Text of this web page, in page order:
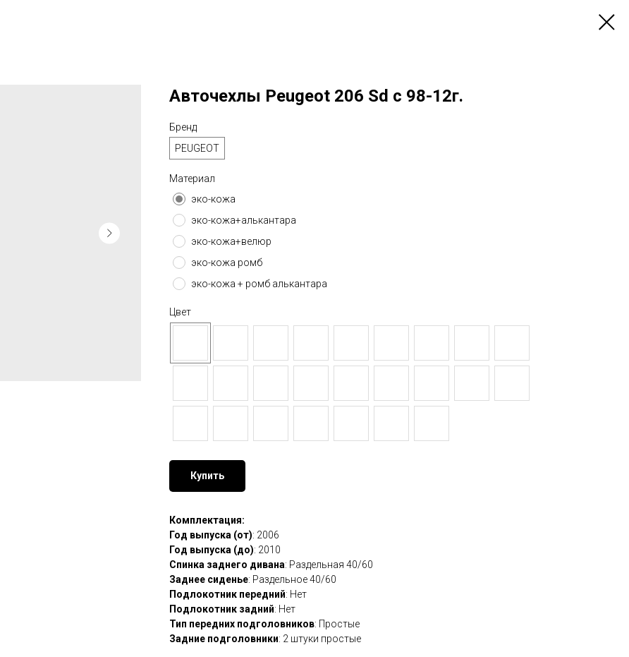
Авточехлы Peugeot 206 Sd с 98-12г.
Бренд
PEUGEOT
Материал
эко-кожа
эко-кожа+алькантара
эко-кожа+велюр
эко-кожа ромб
эко-кожа + ромб алькантара
Цвет
Купить
Комплектация:
Год выпуска (от): 2006
Год выпуска (до): 2010
Спинка заднего дивана: Раздельная 40/60
Заднее сиденье: Раздельное 40/60
Подлокотник передний: Нет
Подлокотник задний: Нет
Тип передних подголовников: Простые
Задние подголовники: 2 штуки простые